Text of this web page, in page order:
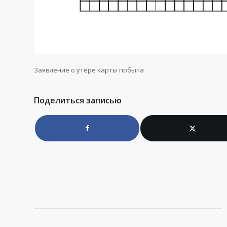
Заявление о утере карты побыта
Поделиться записью